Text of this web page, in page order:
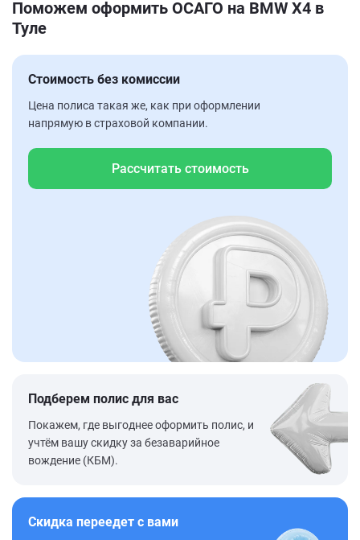
Поможем оформить ОСАГО на BMW X4 в
Туле
Стоимость без комиссии
Цена полиса такая же, как при оформлении
напрямую в страховой компании.
Рассчитать стоимость
Подберем полис для вас
Покажем, где выгоднее оформить полис, и
учтём вашу скидку за безаварийное
вождение (КБМ).
Скидка переедет с вами